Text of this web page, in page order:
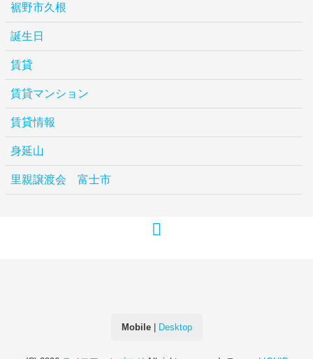
裾野市久根
誕生日
賃貸
賃貸マンション
賃貸情報
身延山
里親譲渡会 富士市
Mobile| Desktop